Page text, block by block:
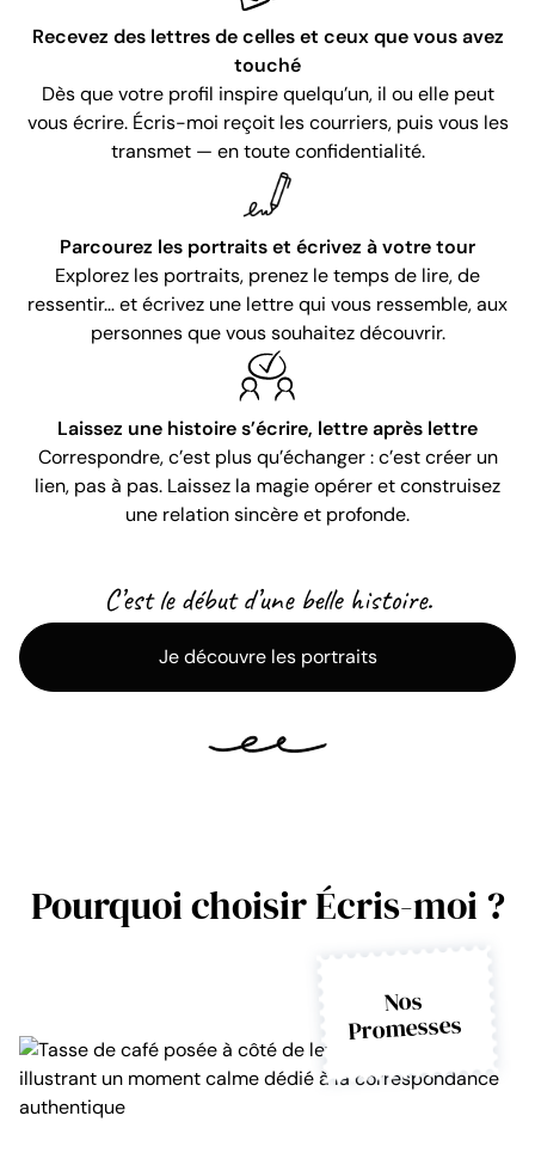
Recevez des lettres de celles et ceux que vous avez
touché
Dès que votre profil inspire quelqu’un, il ou elle peut
vous écrire. Écris-moi reçoit les courriers, puis vous les
transmet — en toute confidentialité.
Parcourez les portraits et écrivez à votre tour
Explorez les portraits, prenez le temps de lire, de
ressentir… et écrivez une lettre qui vous ressemble, aux
personnes que vous souhaitez découvrir.
Laissez une histoire s’écrire, lettre après lettre
Correspondre, c’est plus qu’échanger : c’est créer un
lien, pas à pas. Laissez la magie opérer et construisez
une relation sincère et profonde.
C’est le début d’une belle histoire.
Je découvre les portraits
Pourquoi choisir Écris-moi ?
Nos
Promesses